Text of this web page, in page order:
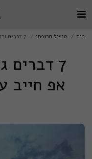
בית טיפול תרופתי 7 דברים גדולים שסטארט אפ חייב על-מנת להצליח
7
אפ חייב